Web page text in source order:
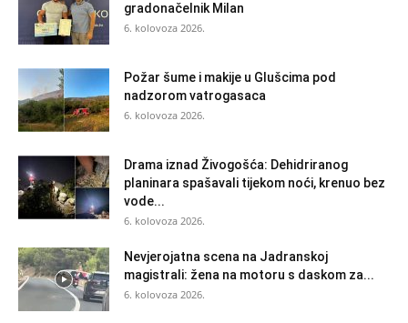
gradonačelnik Milan
6. kolovoza 2026.
Požar šume i makije u Glušcima pod
nadzorom vatrogasaca
6. kolovoza 2026.
Drama iznad Živogošća: Dehidriranog
planinara spašavali tijekom noći, krenuo bez
vode...
6. kolovoza 2026.
Nevjerojatna scena na Jadranskoj
magistrali: žena na motoru s daskom za...
6. kolovoza 2026.